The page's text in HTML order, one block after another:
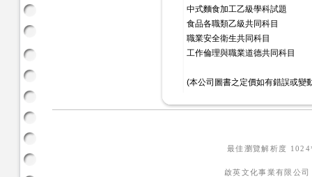
中式麵食加工乙級學科試題
食品各職類乙級共同科目
職業安全衛生共同科目
工作倫理與職業道德共同科目
(本公司圖書之定價如有錯誤或變
最佳瀏覽解析度
啟英文化事業有限公